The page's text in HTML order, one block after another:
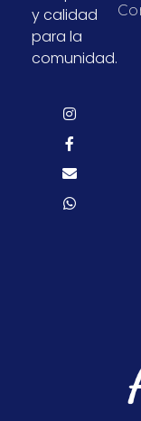
y calidad
para la
comunidad.